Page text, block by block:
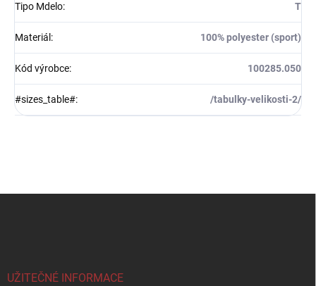
Tipo Mdelo: T
Materiál : 100% polyester (sport)
Kód výrobce: 100285.050
#sizes_table#: /tabulky-velikosti-2/
UŽITEČNÉ INFORMACE